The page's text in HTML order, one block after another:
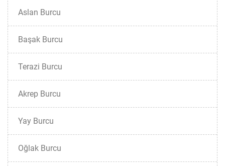
Aslan Burcu
Başak Burcu
Terazi Burcu
Akrep Burcu
Yay Burcu
Oğlak Burcu